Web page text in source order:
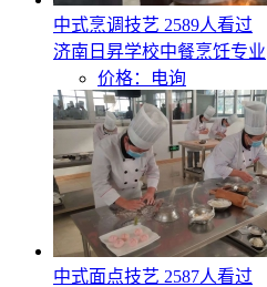
中式烹调技艺 2589人看过
济南日昇学校中餐烹饪专业
价格：电询
中式面点技艺 2587人看过